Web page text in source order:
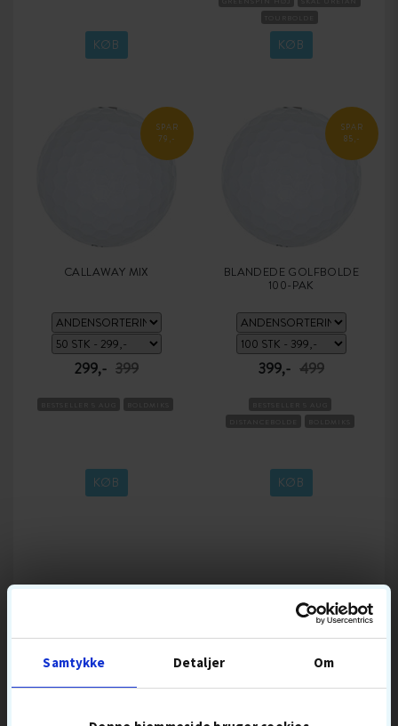
Samtykke Detaljer Om
KØB
KOMPRESSION MEDIUM
KØB
SPAR
79,-
CALLAWAY MIX
299,- 399
KØB
SPAR
85,-
BLANDEDE GOLFBOLDE
100-PAK
399,- 499
KØB
POPULÆRT GOLFUDSTYR